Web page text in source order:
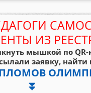
ИЗ
мышкой по QR-
заявку,
⏬